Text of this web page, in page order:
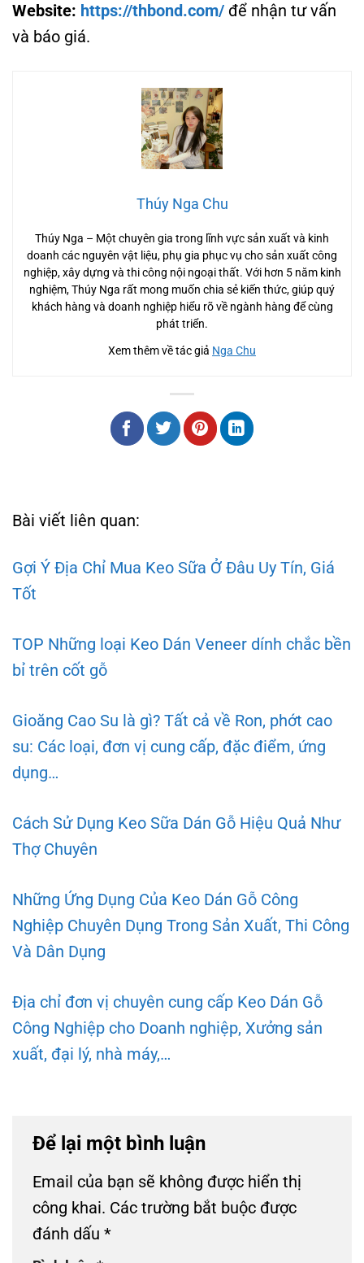
Website: https://thbond.com/ để nhận tư vấn
và báo giá.
Thúy Nga Chu
Thúy Nga – Một chuyên gia trong lĩnh vực sản xuất và kinh
doanh các nguyên vật liệu, phụ gia phục vụ cho sản xuất công
nghiệp, xây dựng và thi công nội ngoại thất. Với hơn 5 năm kinh
nghiệm, Thúy Nga rất mong muốn chia sẻ kiến thức, giúp quý
khách hàng và doanh nghiệp hiểu rõ về ngành hàng để cùng
phát triển.
Xem thêm về tác giả Nga Chu
Bài viết liên quan:
Gợi Ý Địa Chỉ Mua Keo Sữa Ở Đâu Uy Tín, Giá
Tốt
TOP Những loại Keo Dán Veneer dính chắc bền
bỉ trên cốt gỗ
Gioăng Cao Su là gì? Tất cả về Ron, phớt cao
su: Các loại, đơn vị cung cấp, đặc điểm, ứng
dụng…
Cách Sử Dụng Keo Sữa Dán Gỗ Hiệu Quả Như
Thợ Chuyên
Những Ứng Dụng Của Keo Dán Gỗ Công
Nghiệp Chuyên Dụng Trong Sản Xuất, Thi Công
Và Dân Dụng
Địa chỉ đơn vị chuyên cung cấp Keo Dán Gỗ
Công Nghiệp cho Doanh nghiệp, Xưởng sản
xuất, đại lý, nhà máy,…
Để lại một bình luận
Email của bạn sẽ không được hiển thị
công khai. Các trường bắt buộc được
đánh dấu *